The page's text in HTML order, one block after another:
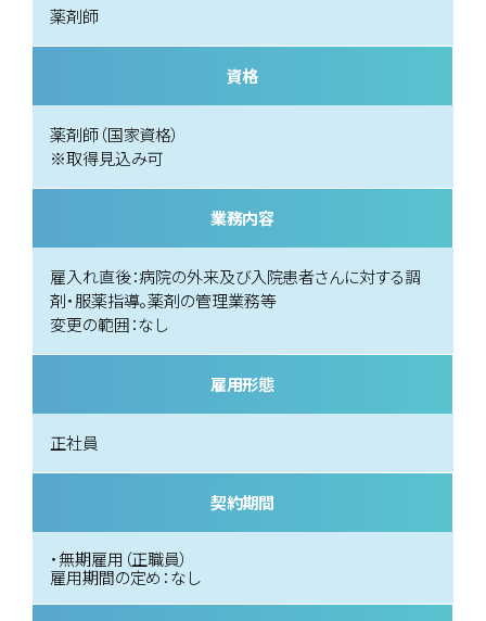
薬剤師
資格
薬剤師（国家資格）
※取得見込み可
業務内容
雇入れ直後：病院の外来及び入院患者さんに対する調
剤・服薬指導。薬剤の管理業務等
変更の範囲：なし
雇用形態
正社員
契約期間
・無期雇用（正職員）
雇用期間の定め：なし